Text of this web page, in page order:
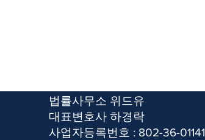
​법률사무소 위드유
​대표변호사 하경락
사업자등록번호 : 802-36-01141